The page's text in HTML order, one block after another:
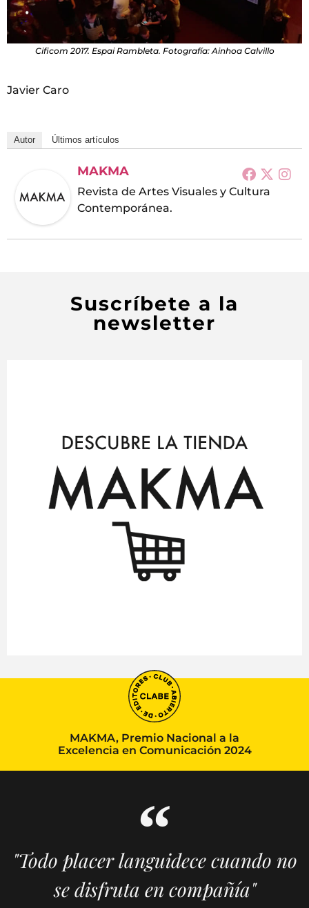
Cificom 2017. Espai Rambleta. Fotografía: Ainhoa Calvillo
Javier Caro
Autor Últimos artículos
MAKMA
Revista de Artes Visuales y Cultura
Contemporánea.
Suscríbete a la
newsletter
MAKMA, Premio Nacional a la
Excelencia en Comunicación 2024
"Todo placer languidece cuando no
se disfruta en compañía"